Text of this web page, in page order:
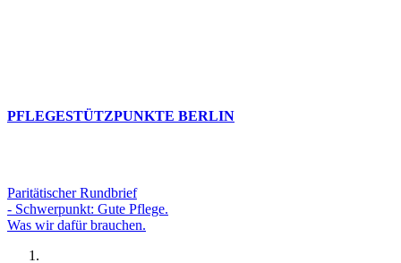
PFLEGESTÜTZPUNKTE BERLIN
Paritätischer Rundbrief
- Schwerpunkt: Gute Pflege.
Was wir dafür brauchen.